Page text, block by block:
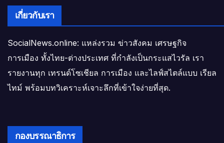
เกี่ยวกับเรา
SocialNews.online: แหล่งรวม ข่าวสังคม เศรษฐกิจ
การเมือง ทั้งไทย-ต่างประเทศ ที่กำลังเป็นกระแสไวรัล เรา
รายงานทุก เทรนด์โซเชียล การเมือง และไลฟ์สไตล์แบบ เรียล
ไทม์ พร้อมบทวิเคราะห์เจาะลึกที่เข้าใจง่ายที่สุด.
กองบรรณาธิการ